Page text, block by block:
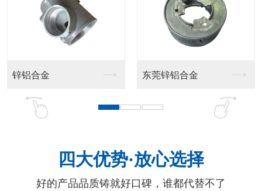
锌铝合金 东莞锌铝合金
四大优势·放心选择
好的产品品质铸就好口碑，谁都代替不了